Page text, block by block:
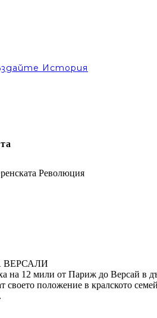
История
Революция
на 12 мили от Париж до Версай в
своето положение в кралското